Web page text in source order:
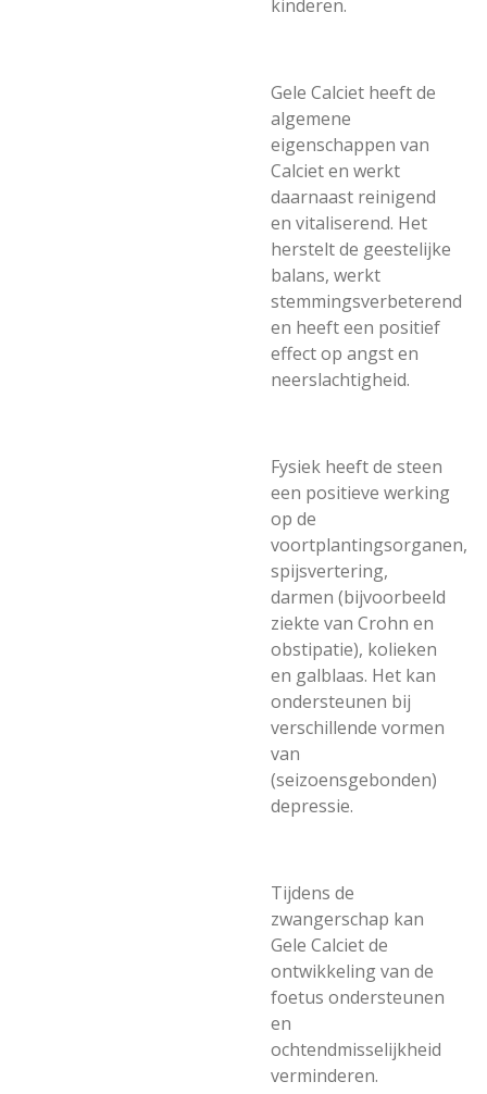
kinderen.
Gele Calciet heeft de
algemene
eigenschappen van
Calciet en werkt
daarnaast reinigend
en vitaliserend. Het
herstelt de geestelijke
balans, werkt
stemmingsverbeterend
en heeft een positief
effect op angst en
neerslachtigheid.
Fysiek heeft de steen
een positieve werking
op de
voortplantingsorganen,
spijsvertering,
darmen (bijvoorbeeld
ziekte van Crohn en
obstipatie), kolieken
en galblaas. Het kan
ondersteunen bij
verschillende vormen
van
(seizoensgebonden)
depressie.
Tijdens de
zwangerschap kan
Gele Calciet de
ontwikkeling van de
foetus ondersteunen
en
ochtendmisselijkheid
verminderen.